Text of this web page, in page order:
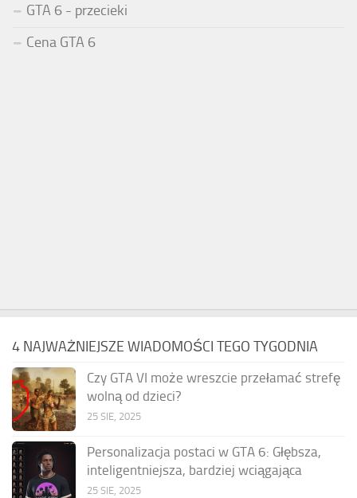
GTA 6 - przecieki
Cena GTA 6
4 NAJWAŻNIEJSZE WIADOMOŚCI TEGO TYGODNIA
Czy GTA VI może wreszcie przełamać strefę
wolną od dzieci?
25 SIE, 2025
Personalizacja postaci w GTA 6: Głębsza,
inteligentniejsza, bardziej wciągająca
25 SIE, 2025